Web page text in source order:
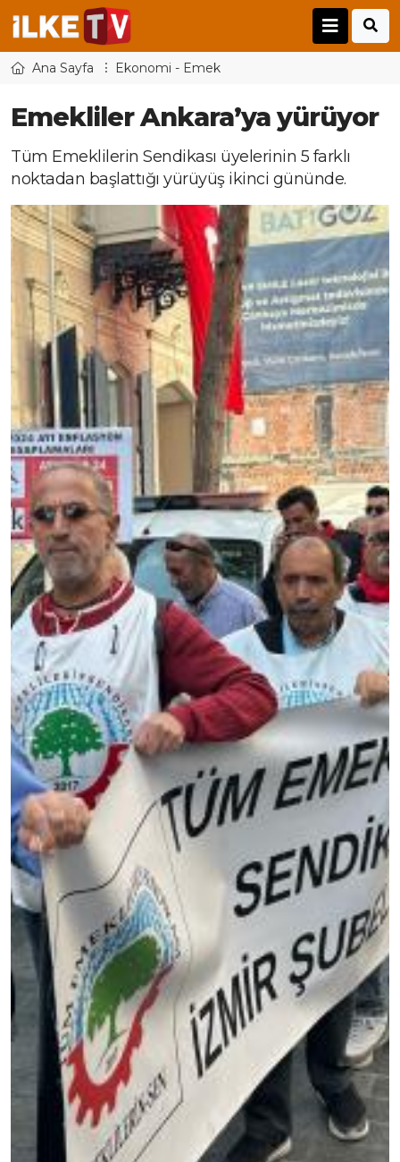
Ana Sayfa Ekonomi - Emek
Emekliler Ankara’ya yürüyor
Tüm Emeklilerin Sendikası üyelerinin 5 farklı
noktadan başlattığı yürüyüş ikinci gününde.